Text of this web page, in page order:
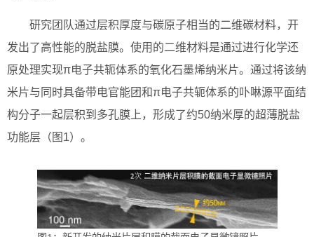
研究团队通过层积厚度与碳原子相当的二维碳材料，开
发出了高性能的脱盐膜。使用的二维材料是通过进行化学还
原处理实现π电子共轭体系的氧化石墨烯纳米片。通过将该纳
米片与同时具备带电官能团和π电子共轭体系的卟啉源平面结
构分子一起层积到多孔膜上，形成了约50纳米厚的超薄脱盐
功能层（图1）。